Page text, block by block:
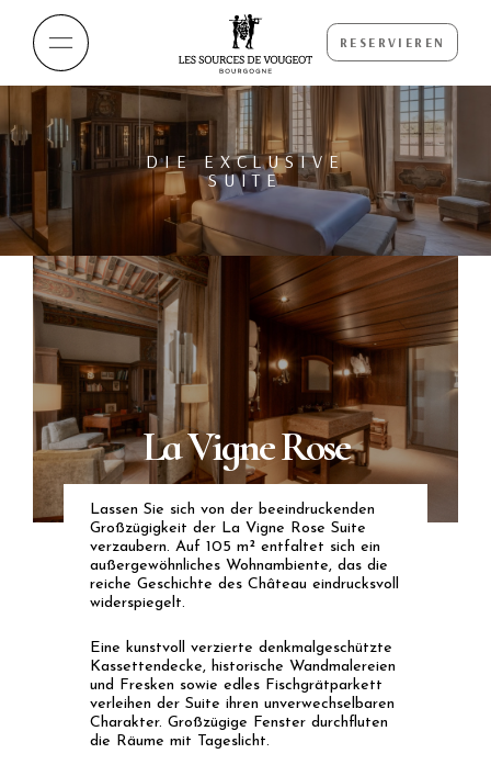
RESERVIEREN
DIE EXCLUSIVE
SUITE
La Vigne Rose
Lassen Sie sich von der beeindruckenden
Großzügigkeit der La Vigne Rose Suite
verzaubern. Auf 105 m² entfaltet sich ein
außergewöhnliches Wohnambiente, das die
reiche Geschichte des Château eindrucksvoll
widerspiegelt.
Eine kunstvoll verzierte denkmalgeschützte
Kassettendecke, historische Wandmalereien
und Fresken sowie edles Fischgrätparkett
verleihen der Suite ihren unverwechselbaren
Charakter. Großzügige Fenster durchfluten
die Räume mit Tageslicht.